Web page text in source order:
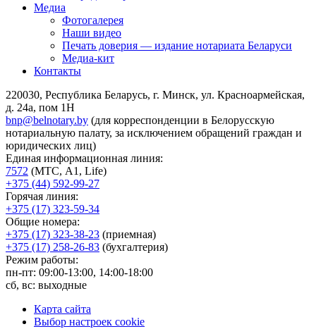
Медиа
Фотогалерея
Наши видео
Печать доверия — издание нотариата Беларуси
Медиа-кит
Контакты
220030, Республика Беларусь, г. Минск, ул. Красноармейская,
д. 24а, пом 1Н
bnp@belnotary.by (для корреспонденции в Белорусскую
нотариальную палату, за исключением обращений граждан и
юридических лиц)
Единая информационная линия:
7572 (МТС, A1, Life)
+375 (44) 592-99-27
Горячая линия:
+375 (17) 323-59-34
Общие номера:
+375 (17) 323-38-23 (приемная)
+375 (17) 258-26-83 (бухгалтерия)
Режим работы:
пн-пт: 09:00-13:00, 14:00-18:00
сб, вс: выходные
Карта сайта
Выбор настроек cookie